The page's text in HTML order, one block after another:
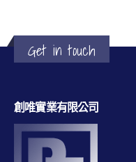
Get in touch
創唯實業有限公司